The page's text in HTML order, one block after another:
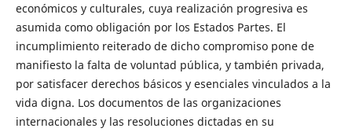
económicos y culturales, cuya realización progresiva es
asumida como obligación por los Estados Partes. El
incumplimiento reiterado de dicho compromiso pone de
manifiesto la falta de voluntad pública, y también privada,
por satisfacer derechos básicos y esenciales vinculados a la
vida digna. Los documentos de las organizaciones
internacionales y las resoluciones dictadas en su